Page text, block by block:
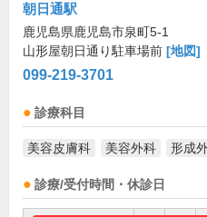
朝日通駅
鹿児島県鹿児島市泉町5-1
山形屋朝日通り駐車場前 [地図]
099-219-3701
診療科目
美容皮膚科 美容外科 形成
診療/受付時間・休診日